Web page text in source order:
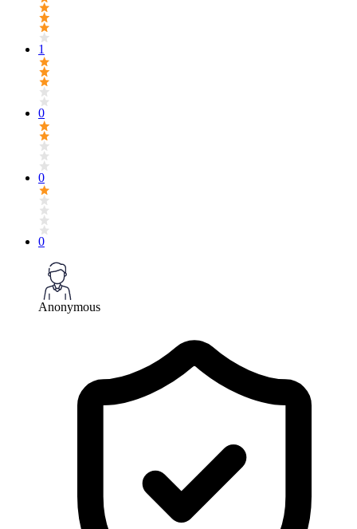
1
0
0
0
Anonymous